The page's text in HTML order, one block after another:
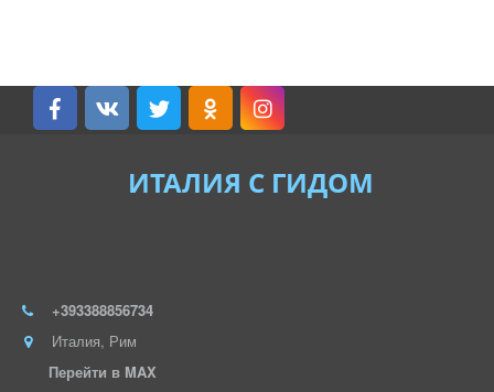
ИТАЛИЯ С ГИДОМ
+393388856734
Италия, Рим
Перейти в MAX